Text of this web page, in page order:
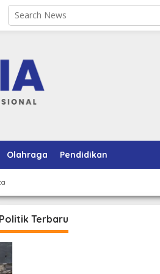
Olahraga Pendidikan
Politik Terbaru